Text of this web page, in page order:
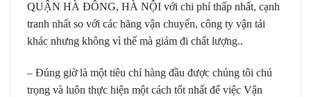
QUẬN HÀ ĐÔNG, HÀ NỘI với chi phí thấp nhất, cạnh
tranh nhất so với các hãng vận chuyển, công ty vận tải
khác nhưng không vì thế mà giảm đi chất lượng..
– Đúng giờ là một tiêu chí hàng đầu được chúng tôi chú
trọng và luôn thực hiện một cách tốt nhất để việc Vận